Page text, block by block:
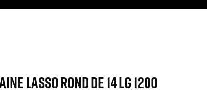
LASSO rond de 14 lg 1200